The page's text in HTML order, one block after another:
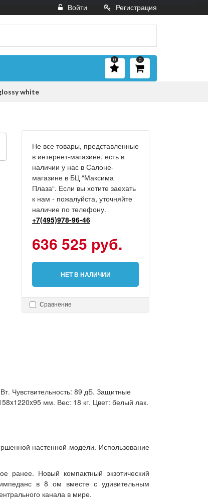
Войти Регистрация
0
0
white
Не все товары, представленные
в интернет-магазине, есть в
наличии у нас в Салоне-
магазине в БЦ “Максима
Плаза“. Если вы хотите заехать
к нам - пожалуйста, уточняйте
наличие по телефону.
+7(495)978-96-46
636 525 руб.
НЕТ В НАЛИЧИИ
Сравнение
Чувствительность: 89 дБ. Защитные
мм. Вес: 18 кг. Цвет: белый лак.
настенной модели. Использование
ранее. Новый компактный экзотический
в 8 ом вместе с удивительным
канала в мире.